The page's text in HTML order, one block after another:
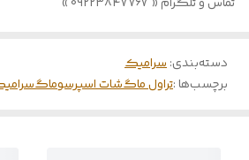
دسته‌بندی:سرامیک
برچسب‌ها :تراول ماگشات اسپرسوماگ